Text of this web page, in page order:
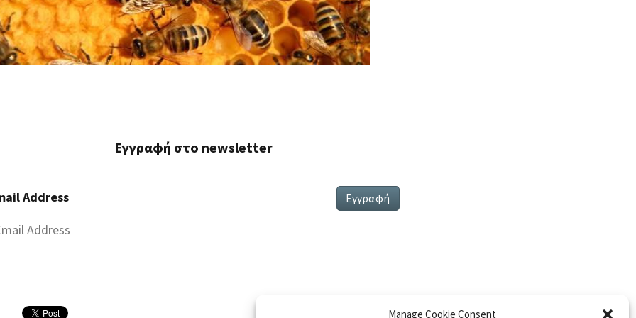
Manage Cookie Consent
Εγγραφή στο newsletter
Address